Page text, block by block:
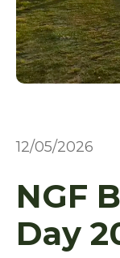
12/05/2026
NGF
Day